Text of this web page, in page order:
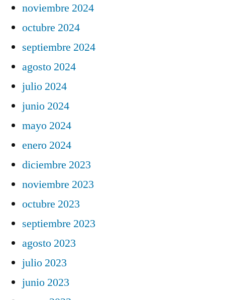
noviembre 2024
octubre 2024
septiembre 2024
agosto 2024
julio 2024
junio 2024
mayo 2024
enero 2024
diciembre 2023
noviembre 2023
octubre 2023
septiembre 2023
agosto 2023
julio 2023
junio 2023